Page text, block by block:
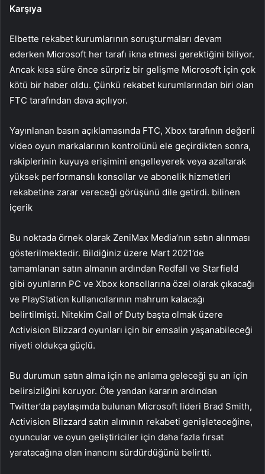
Karşıya
Elbette rekabet kurumlarının soruşturmaları devam
ederken Microsoft her tarafı ikna etmesi gerektiğini biliyor.
Ancak kısa süre önce sürpriz bir gelişme Microsoft için çok
kötü bir haber oldu. Çünkü rekabet kurumlarından biri olan
FTC tarafından dava açılıyor.
Yayınlanan basın açıklamasında FTC, Xbox tarafının değerli
video oyun markalarının kontrolünü ele geçirdikten sonra,
rakiplerinin kuyuya erişimini engelleyerek veya azaltarak
yüksek performanslı konsollar ve abonelik hizmetleri
rekabetine zarar vereceği görüşünü dile getirdi. bilinen
içerik
Bu noktada örnek olarak ZeniMax Media’nın satın alınması
gösterilmektedir. Bildiğiniz üzere Mart 2021’de
tamamlanan satın almanın ardından Redfall ve Starfield
gibi oyunların PC ve Xbox konsollarına özel olarak çıkacağı
ve PlayStation kullanıcılarının mahrum kalacağı
belirtilmişti. Nitekim Call of Duty başta olmak üzere
Activision Blizzard oyunları için bir emsalin yaşanabileceği
niyeti oldukça güçlü.
Bu durumun satın alma için ne anlama geleceği şu an için
belirsizliğini koruyor. Öte yandan kararın ardından
Twitter’da paylaşımda bulunan Microsoft lideri Brad Smith,
Activision Blizzard satın alımının rekabeti genişleteceğine,
oyuncular ve oyun geliştiriciler için daha fazla fırsat
yaratacağına olan inancını sürdürdüğünü belirtti.